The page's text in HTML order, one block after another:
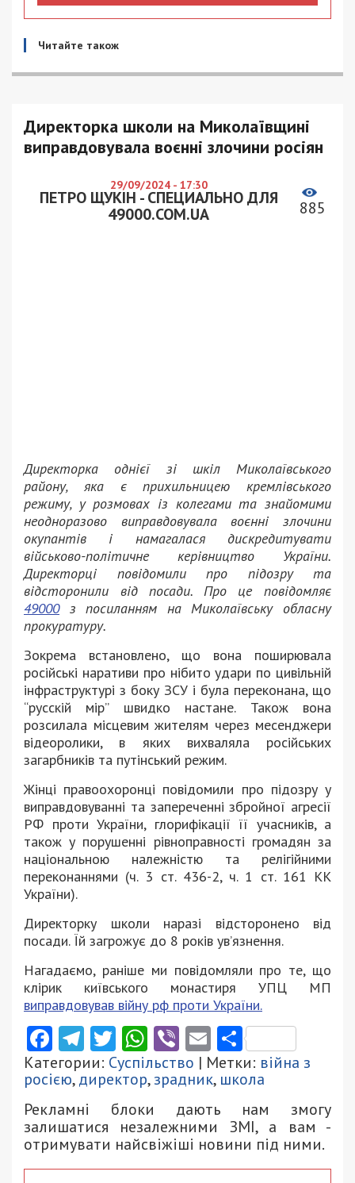
Читайте також
Директорка школи на Миколаївщині
виправдовувала воєнні злочини росіян
29/09/2024 - 17:30
ПЕТРО ЩУКІН - СПЕЦИАЛЬНО ДЛЯ
49000.COM.UA
885
Директорка однієї зі шкіл Миколаївського
району, яка є прихильницею кремлівського
режиму, у розмовах із колегами та знайомими
неодноразово виправдовувала воєнні злочини
окупантів і намагалася дискредитувати
військово-політичне керівництво України.
Директорці повідомили про підозру та
відсторонили від посади. Про це повідомляє
49000з посиланням на Миколаївську обласну
прокуратуру.
Зокрема встановлено, що вона поширювала
російські наративи про нібито удари по цивільній
інфраструктурі з боку ЗСУ і була переконана, що
“русскій мір” швидко настане. Також вона
розсилала місцевим жителям через месенджери
відеоролики, в яких вихваляла російських
загарбників та путінський режим.
Жінці правоохоронці повідомили про підозру у
виправдовуванні та запереченні збройної агресії
РФ проти України, глорифікації її учасників, а
також у порушенні рівноправності громадян за
національною належністю та релігійними
переконаннями (ч. 3 ст. 436-2, ч. 1 ст. 161 КК
України).
Директорку школи наразі відсторонено від
посади. Їй загрожує до 8 років ув’язнення.
Нагадаємо, раніше ми повідомляли про те, що
клірик київського монастиря УПЦ МП
виправдовував війну рф проти України.
Facebook
Telegram
Twitter
WhatsApp
ViberEmail
Категории: Суспільство | Метки: війна з
росією,директор,зрадник, школа
Рекламні блоки дають нам змогу
залишатися незалежними ЗМІ, а вам -
отримувати найсвіжіші новини під ними.